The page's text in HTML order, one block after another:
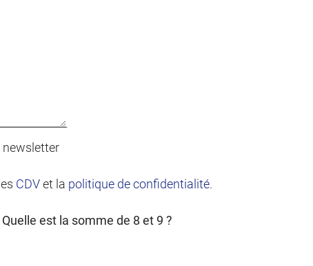
newsletter
CDVet la politique de confidentialité.
Quelle est la somme de 8 et 9 ?